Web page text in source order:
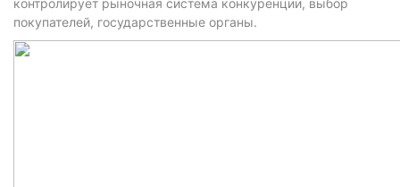
контролирует рыночная система конкуренции, выбор
покупателей, государственные органы.